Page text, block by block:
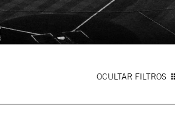
OCULTAR FILTROS